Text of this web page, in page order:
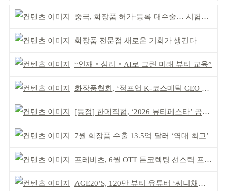
중국, 화장품 허가·등록 대수술… 시험자료 공용 허용
화장품 전문점 새로운 기회가 생긴다
“인재‧심리‧AI로 그린 미래 뷰티 교육”
화장품협회, ‘점프업 K-코스메틱 CEO 간담회’ 개최
[동정] 한메직협, ‘2026 뷰티페스타’ 공동 주최
7월 화장품 수출 13.5억 달러 ‘역대 최고’
프레비츠, 6월 OTT 톤코렉팅 선스틱 프로모션
AGE20’S, 120만 뷰티 유튜버 ‘써니채널’ 공동개발